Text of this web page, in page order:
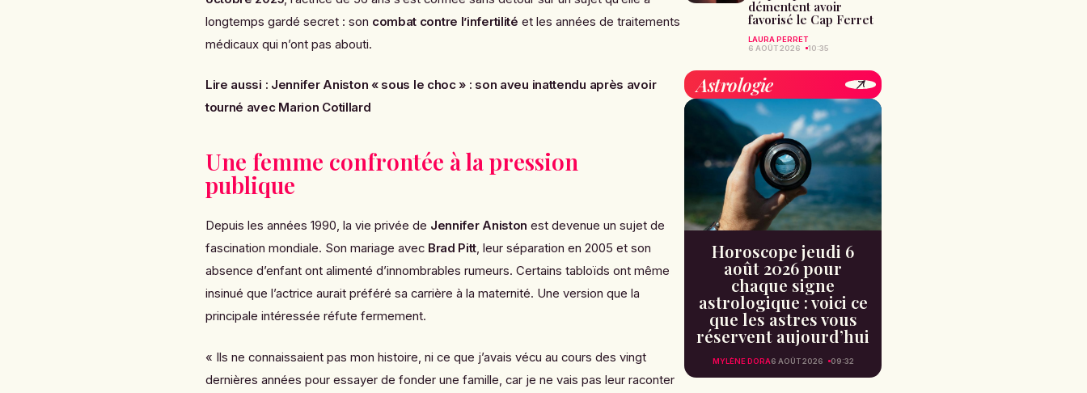
longtemps gardé secret : son combat contre l’infertilité et les années de traitements
médicaux qui n’ont pas abouti.
Lire aussi : Jennifer Aniston « sous le choc » : son aveu inattendu après avoir
tourné avec Marion Cotillard
Une femme confrontée à la pression
publique
Depuis les années 1990, la vie privée de Jennifer Aniston est devenue un sujet de
fascination mondiale. Son mariage avec Brad Pitt, leur séparation en 2005 et son
absence d’enfant ont alimenté d’innombrables rumeurs. Certains tabloïds ont même
insinué que l’actrice aurait préféré sa carrière à la maternité. Une version que la
principale intéressée réfute fermement.
« Ils ne connaissaient pas mon histoire, ni ce que j’avais vécu au cours des vingt
dernières années pour essayer de fonder une famille, car je ne vais pas leur raconter
démentent avoir
favorisé le Cap Ferret
LAURA PERRET
6 AOÛT 2026
10:35
Astrologie
Horoscope jeudi 6
août 2026 pour
chaque signe
astrologique : voici ce
que les astres vous
réservent aujourd’hui
MYLÈNE DORA6 AOÛT 2026 09:32